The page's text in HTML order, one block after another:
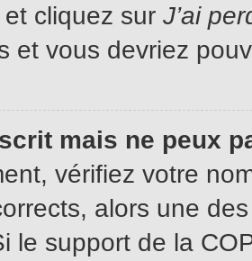
cliquez sur J’ai
et vous devriez
mais ne peux
vérifiez votre
alors une
le support de la